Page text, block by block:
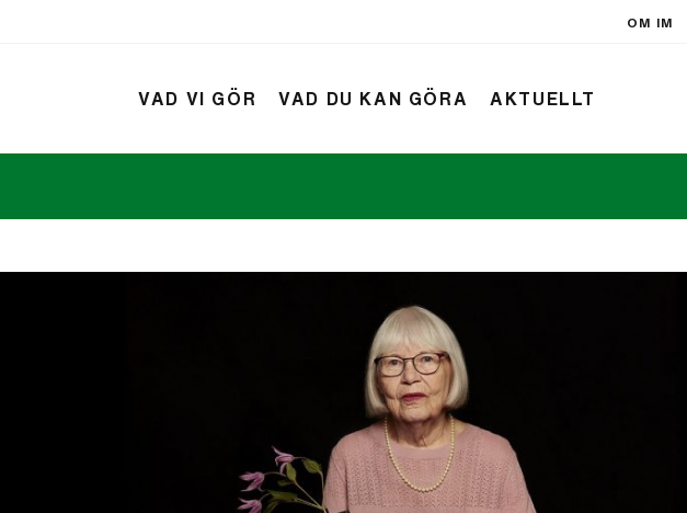
OM IM
VAD VI GÖR VAD DU KAN GÖRA AKTUELLT